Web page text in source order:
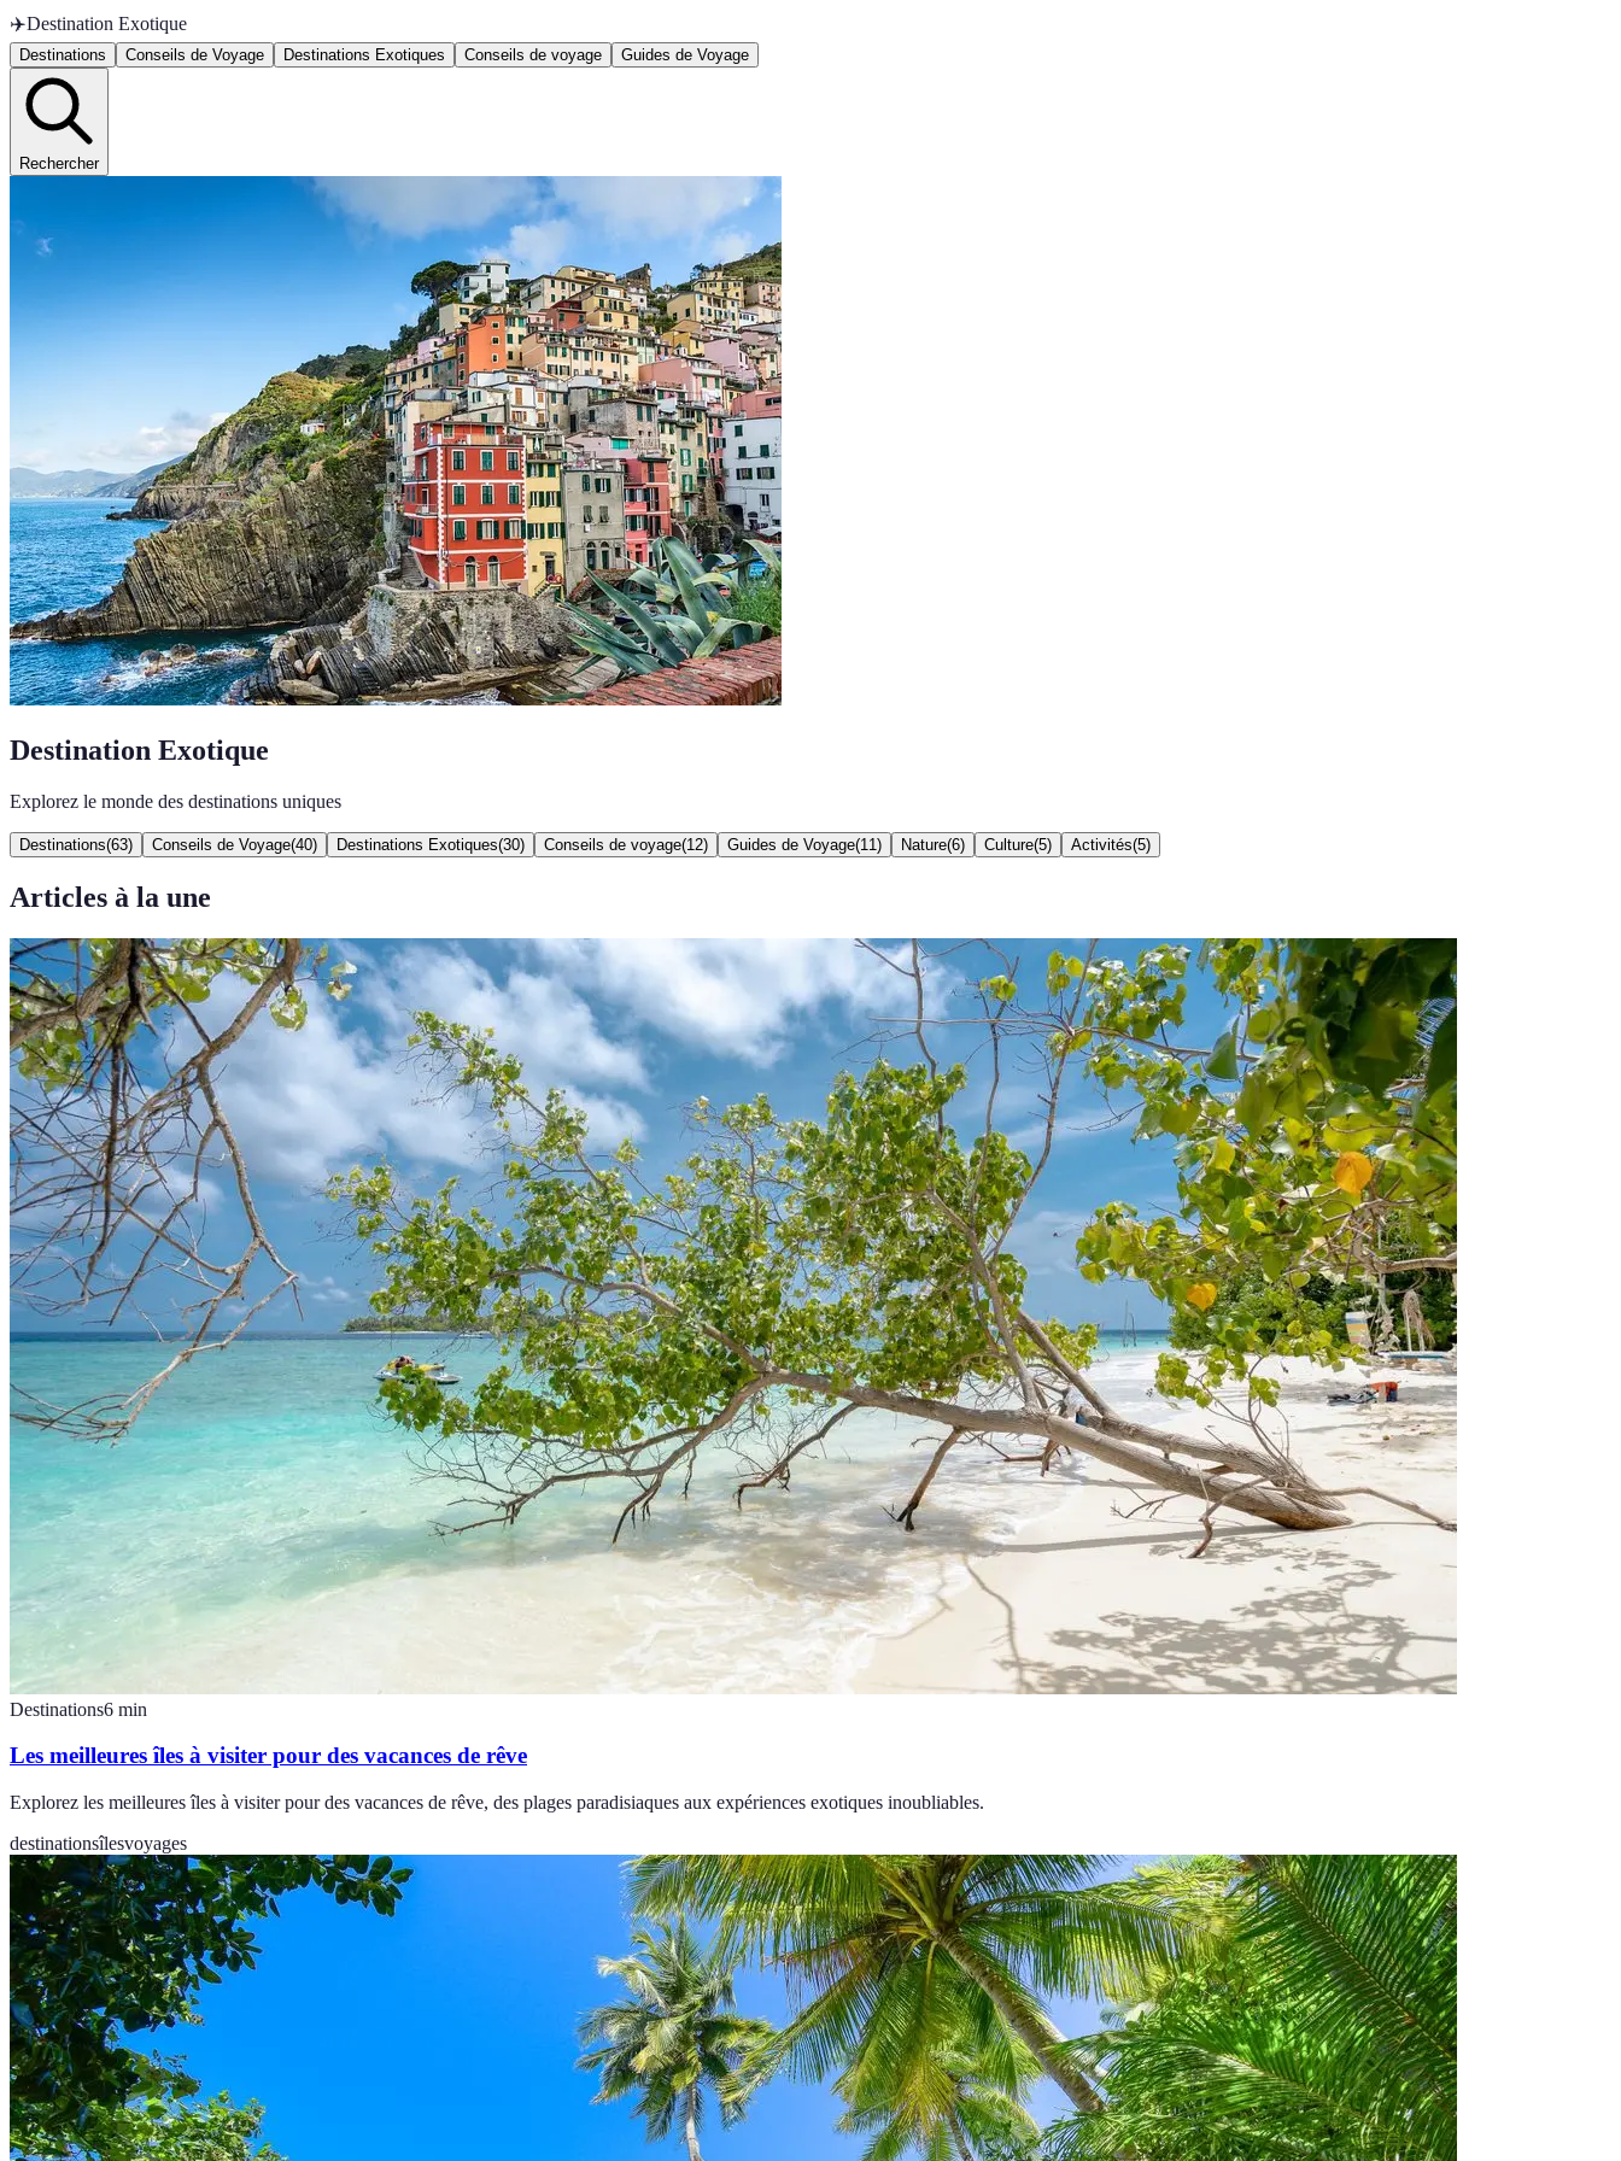
✈️Destination Exotique
Destinations Conseils de Voyage Destinations Exotiques Conseils de voyage Guides de Voyage
Rechercher
Destination Exotique
Explorez le monde des destinations uniques
Destinations(63) Conseils de Voyage(40) Destinations Exotiques(30) Conseils de voyage(12) Guides de Voyage(11 ) Nature(6) Culture(5) Activités(5)
Articles à la une
Destinations6 min
Les meilleures îles à visiter pour des vacances de rêve
Explorez les meilleures îles à visiter pour des vacances de rêve, des plages paradisiaques aux expériences exotiques inoubliables.
destinationsîlesvoyages